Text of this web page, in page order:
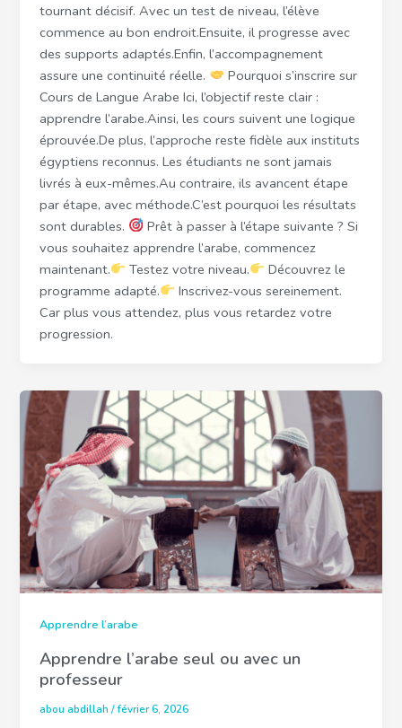
tournant décisif. Avec un test de niveau, l’élève
commence au bon endroit.Ensuite, il progresse avec
des supports adaptés.Enfin, l’accompagnement
assure une continuité réelle.
Pourquoi s’inscrire sur
Cours de Langue Arabe Ici, l’objectif reste clair :
apprendre l’arabe.Ainsi, les cours suivent une logique
éprouvée.De plus, l’approche reste fidèle aux instituts
égyptiens reconnus. Les étudiants ne sont jamais
livrés à eux-mêmes.Au contraire, ils avancent étape
par étape, avec méthode.C’est pourquoi les résultats
sont durables.
Prêt à passer à l’étape suivante ? Si
vous souhaitez apprendre l’arabe, commencez
maintenant.
Testez votre niveau.
Découvrez le
programme adapté.
Inscrivez-vous sereinement.
Car plus vous attendez, plus vous retardez votre
progression.
Apprendre l’arabe
Apprendre l’arabe seul ou avec un
professeur
abou abdillah/février 6, 2026